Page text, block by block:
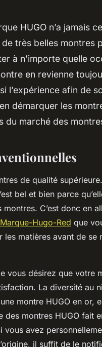
HUGO n’a jamais
de très belles montres
à n’importe quelle
en revienne
l’expérience afin de
démarquer les
du marché des
qualité supérieure.
bel et bien parce
C’est donc en
Hugo-Red que
les matières avant de se
désirez que votre
La diversité au
montre HUGO en or,
des montres HUGO fait
avez
il suffit de le